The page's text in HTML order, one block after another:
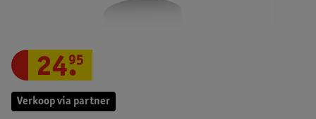
Verkoop via partner
24.
95